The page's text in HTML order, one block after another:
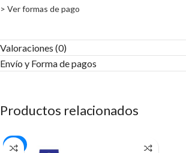
> Ver formas de pago
Valoraciones (0)
Envío y Forma de pagos​
Productos relacionados
-18%